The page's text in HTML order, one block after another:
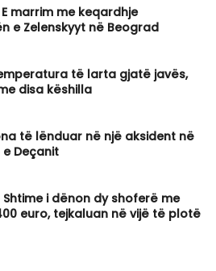
marrim me keqardhje
e Zelenskyyt në Beograd
të larta gjatë javës,
disa këshilla
të lënduar në një aksident në
Deçanit
Shtime i dënon dy shoferë me
euro, tejkaluan në vijë të plotë